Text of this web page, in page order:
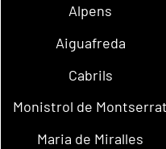
Alpens
Aiguafreda
Cabrils
Monistrol de Montserrat
Maria de Miralles